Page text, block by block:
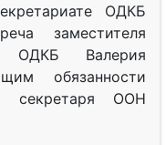
ОДКБ
заместителя
ОДКБ Валерия
обязанности
секретаря ООН